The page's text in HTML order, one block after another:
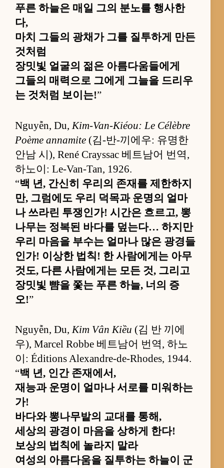
푸른 하늘은 매일 그의 분노를 행사한
다,
마치 그들의 광채가 그를 질투하게 만든
것처럼
장밋빛 얼굴의 젊은 아름다움들에게
그들의 매력으로 그에게 그늘을 드리우
는 것처럼 보이는!”
Nguyễn, Du, Kim-Van-Kiéou: Le Célèbre
Poème annamite (김-반-끼에우: 유명한
안남 시), René Crayssac 베트남어 번역,
하노이: Le-Van-Tan, 1926.
“백 년, 간신히 우리의 존재를 제한하지
만, 그럼에도 우리 덕목과 운명의 얼마
나 쓰라린 투쟁인가! 시간은 흐르고, 뽕
나무는 정복된 바다를 덮는다… 하지만
우리 마음을 부수는 얼마나 많은 광경들
인가! 이상한 법칙! 한 사람에게는 아무
것도, 다른 사람에게는 모든 것, 그리고
장밋빛 뺨을 쫓는 푸른 하늘, 너의 증
오!”
Nguyễn, Du,Kim Vân Kiều (김 반 끼에
우), Marcel Robbe 베트남어 번역, 하노
이: Éditions Alexandre-de-Rhodes, 1944.
“백 년, 인간 존재에서,
재능과 운명이 얼마나 서로를 미워하는
가!
바다와 뽕나무밭의 교대를 통해,
세상의 광경이 마음을 상하게 한다!
보상의 법칙에 놀라지 말라
여성의 아름다움을 질투하는 하늘이 군